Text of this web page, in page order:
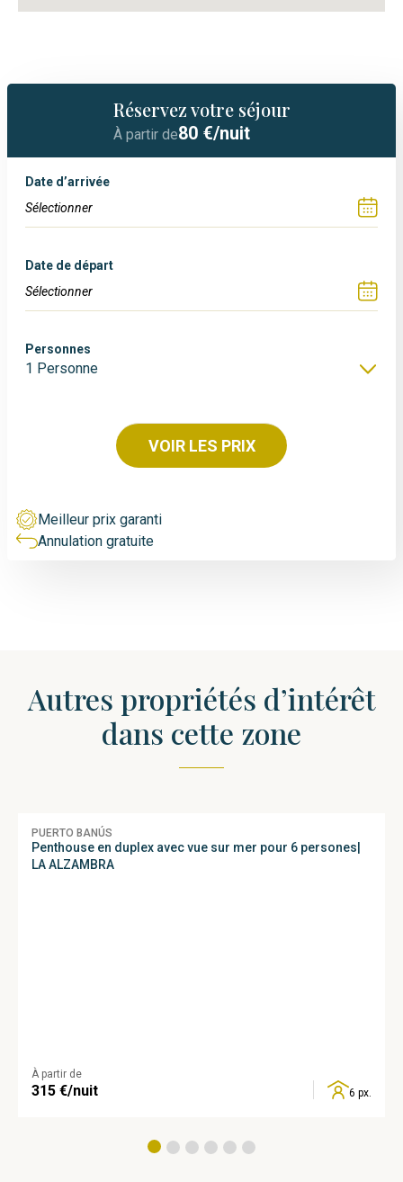
Réservez votre séjour
À partir de80 €/nuit
Date d’arrivée
Date de départ
Personnes
1 Personne
VOIR LES PRIX
Meilleur prix garanti
Annulation gratuite
Autres propriétés d’intérêt
dans cette zone
PUERTO BANÚS
Penthouse en duplex avec vue sur mer pour 6 persones|
LA ALZAMBRA
À partir de
315 €/nuit 6 px.